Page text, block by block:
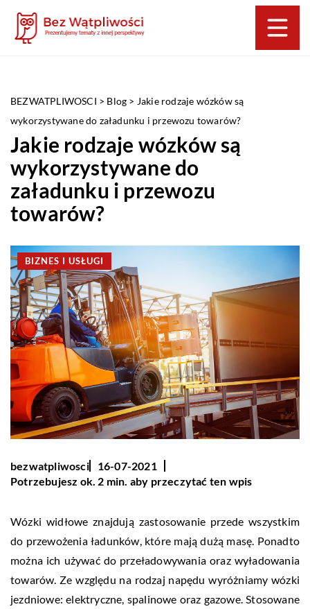
BEZWATPLIWOSCI > Blog > Jakie rodzaje wózków są
wykorzystywane do załadunku i przewozu towarów?
Jakie rodzaje wózków są
wykorzystywane do
załadunku i przewozu
towarów?
BIZNES I USŁUGI
bezwatpliwosci
16-07-2021
Potrzebujesz ok. 2 min. aby przeczytać ten wpis
Wózki widłowe znajdują zastosowanie przede wszystkim
do przewożenia ładunków, które mają dużą masę. Ponadto
można ich używać do przeładowywania oraz wyładowania
towarów. Ze względu na rodzaj napędu wyróżniamy wózki
jezdniowe: elektryczne, spalinowe oraz gazowe. Stosowane